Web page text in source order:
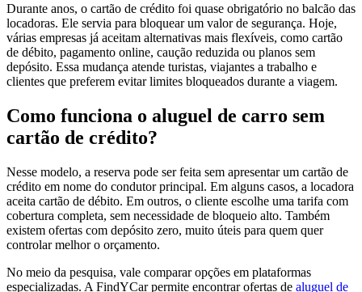
Durante anos, o cartão de crédito foi quase obrigatório no balcão das
locadoras. Ele servia para bloquear um valor de segurança. Hoje,
várias empresas já aceitam alternativas mais flexíveis, como cartão
de débito, pagamento online, caução reduzida ou planos sem
depósito. Essa mudança atende turistas, viajantes a trabalho e
clientes que preferem evitar limites bloqueados durante a viagem.
Como funciona o aluguel de carro sem
cartão de crédito?
Nesse modelo, a reserva pode ser feita sem apresentar um cartão de
crédito em nome do condutor principal. Em alguns casos, a locadora
aceita cartão de débito. Em outros, o cliente escolhe uma tarifa com
cobertura completa, sem necessidade de bloqueio alto. Também
existem ofertas com depósito zero, muito úteis para quem quer
controlar melhor o orçamento.
No meio da pesquisa, vale comparar opções em plataformas
especializadas. A FindYCar permite encontrar ofertas de aluguel de